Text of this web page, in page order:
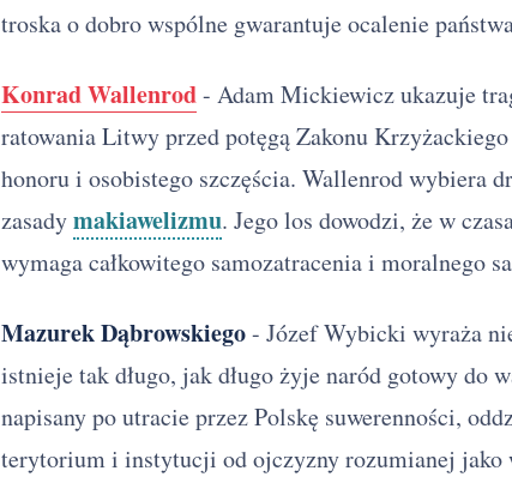
troska o dobro wspólne gwarantuje ocalenie
Konrad Wallenrod- Adam Mickiewicz ukazuje
ratowania Litwy przed potęgą Zakonu
honoru i osobistego szczęścia. Wallenrod wybiera
zasadymakiawelizmu. Jego los dowodzi, że w
wymaga całkowitego samozatracenia i moralnego
Mazurek Dąbrowskiego- Józef Wybicki wyraża
istnieje tak długo, jak długo żyje naród gotowy do
napisany po utracie przez Polskę suwerenności,
terytorium i instytucji od ojczyzny rozumianej jako